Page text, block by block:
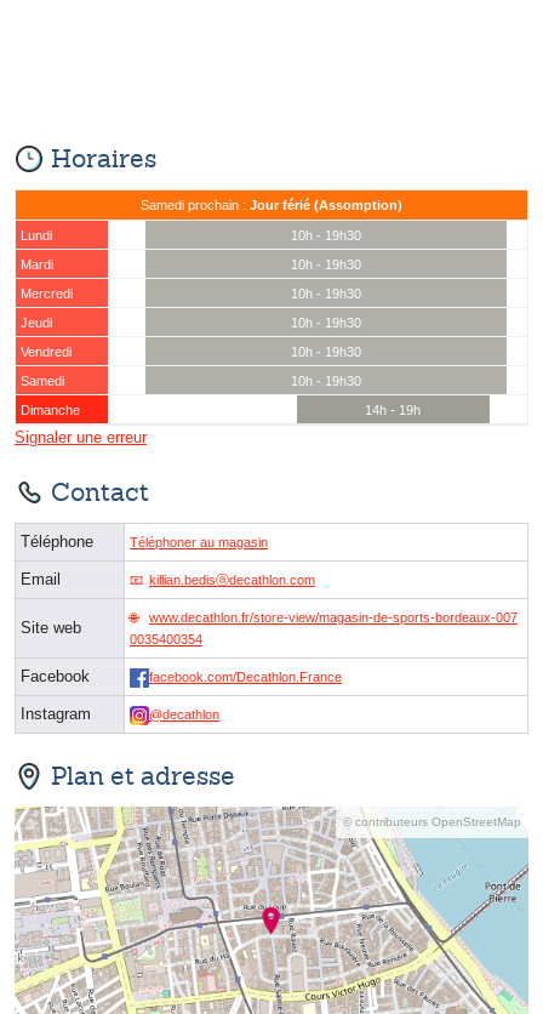
Horaires
Samedi prochain : Jour férié (Assomption)
Lundi
10h - 19h30
Mardi
10h - 19h30
Mercredi
10h - 19h30
Jeudi
10h - 19h30
Vendredi
10h - 19h30
Samedi
10h - 19h30
Dimanche
14h - 19h
Signaler une erreur
Contact
Téléphone Téléphoner au magasin
Email killian.bedisⓐdecathlon.com
Site web
www.decathlon.fr/store-view/magasin-de-sports-bordeaux-007
0035400354
Facebook facebook.com/Decathlon.France
Instagram @decathlon
Plan et adresse
© contributeurs OpenStreetMap